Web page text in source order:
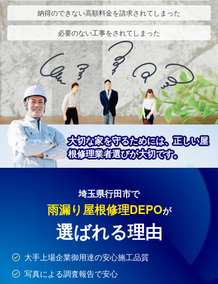
納得のできない高額料金を請求されてしまった
必要のない工事をされてしまった
大切な家を守るためには、正しい屋
根修理業者選びが大切です。
埼玉県行田市で
雨漏り屋根修理DEPOが
選ばれる理由
大手上場企業御用達の安心施工品質
写真による調査報告で安心